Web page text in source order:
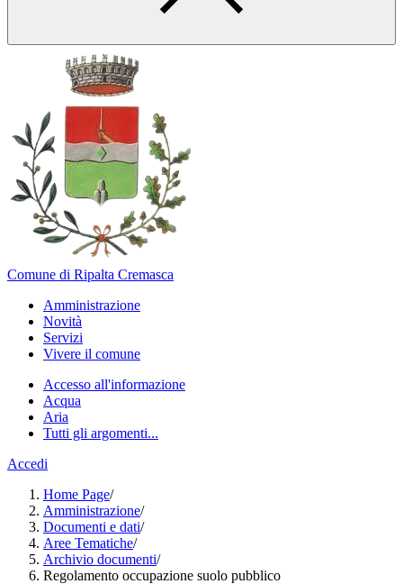
Comune di Ripalta Cremasca
Amministrazione
Novità
Servizi
Vivere il comune
Accesso all'informazione
Acqua
Aria
Tutti gli argomenti...
Accedi
Home Page/
Amministrazione/
Documenti e dati/
Aree Tematiche/
Archivio documenti/
Regolamento occupazione suolo pubblico